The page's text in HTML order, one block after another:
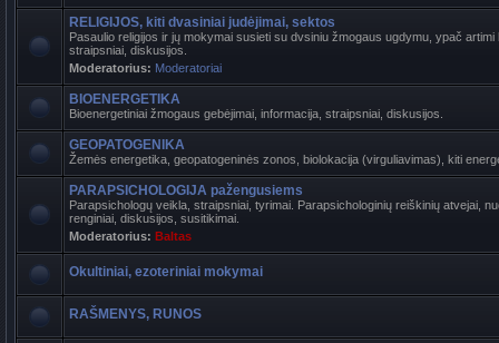
RELIGIJOS, kiti dvasiniai judėjimai, sektos
Pasaulio religijos ir jų mokymai susieti su dvsiniu žmogaus ugdymu, ypač
straipsniai, diskusijos.
Moderatorius: Moderatoriai
BIOENERGETIKA
Bioenergetiniai žmogaus gebėjimai, informacija, straipsniai, diskusijos.
GEOPATOGENIKA
Žemės energetika, geopatogeninės zonos, biolokacija (virguliavimas), kiti
PARAPSICHOLOGIJA pažengusiems
Parapsichologų veikla, straipsniai, tyrimai. Parapsichologinių reiškinių atvejai,
renginiai, diskusijos, susitikimai.
Moderatorius: Baltas
Okultiniai, ezoteriniai mokymai
RAŠMENYS, RUNOS